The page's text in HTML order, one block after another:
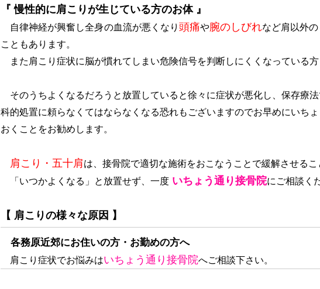
『 慢性的に肩こりが生じている方のお体 』
自律神経が興奮し全身の血流が悪くなり 頭痛や腕のしびれなど肩以外
こともあります。
また肩こり症状に脳が慣れてしまい危険信号を判断しにくくなっている方
そのうちよくなるだろうと放置していると徐々に症状が悪化し、保存療
科的処置に頼らなくてはならなくなる恐れもございますのでお早めにいち
おくことをお勧めします。
肩こり・五十肩は、接骨院で適切な施術をおこなうことで緩解させるこ
「いつかよくなる」と放置せず、一度 いちょう通り接骨院にご相談く
【 肩こりの様々な原因 】
各務原近郊にお住いの方・お勤めの方へ
肩こり症状でお悩みはいちょう通り接骨院へご相談下さい。